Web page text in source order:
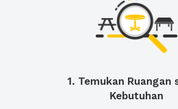
1. Temukan Ruangan
Kebutuhan